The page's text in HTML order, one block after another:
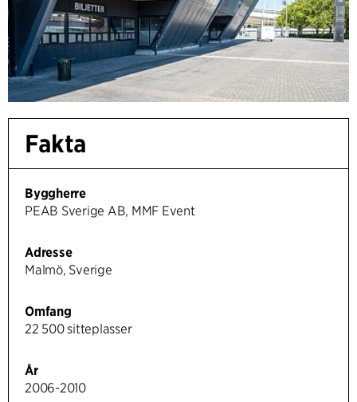
Fakta
Byggherre
PEAB Sverige AB, MMF Event
Adresse
Malmö, Sverige
Omfang
22 500 sitteplasser
År
2006-2010